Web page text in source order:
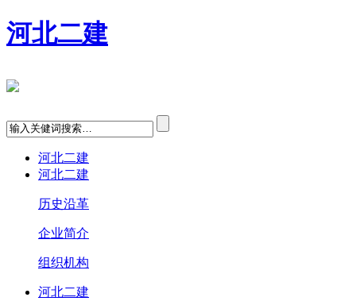
河北二建
河北二建
河北二建
历史沿革
企业简介
组织机构
河北二建